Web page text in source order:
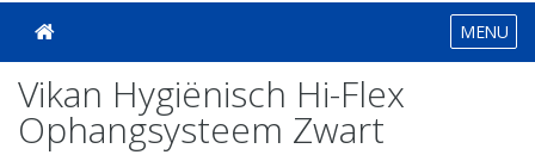
MENU
Vikan Hygiënisch Hi-Flex
Ophangsysteem Zwart